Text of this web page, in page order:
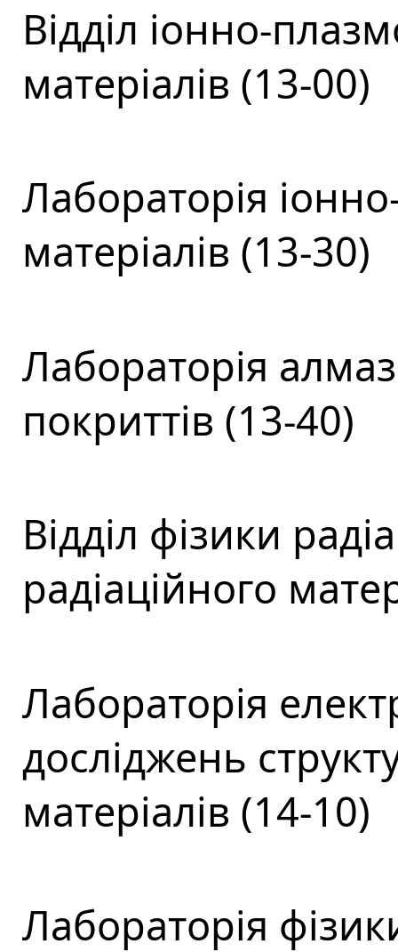
Відділ іонно-
матеріалів (13-00)
Лабораторія
матеріалів (13-30)
Лабораторія
покриттів (13-40)
Відділ фізики
радіаційного
Лабораторія
досліджень
матеріалів (14-10)
Лабораторія